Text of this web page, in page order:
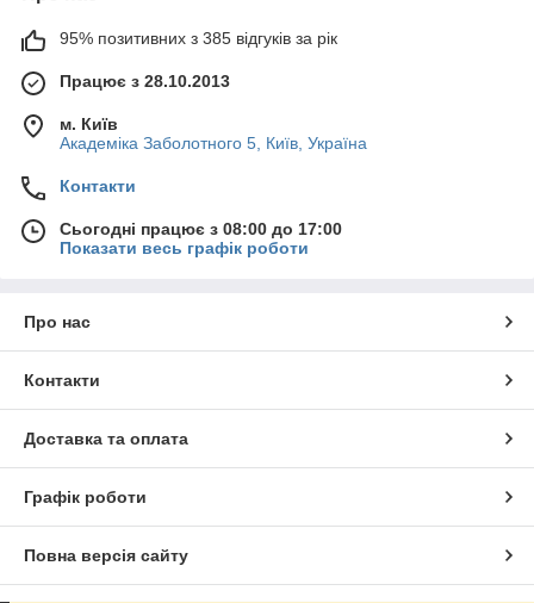
95% позитивних з 385 відгуків за рік
Працює з 28.10.2013
м. Київ
Академіка Заболотного 5, Київ, Україна
Контакти
Сьогодні працює з 08:00 до 17:00
Показати весь графік роботи
Про нас
Контакти
Доставка та оплата
Графік роботи
Повна версія сайту